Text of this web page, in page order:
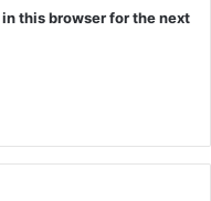
this browser for the next